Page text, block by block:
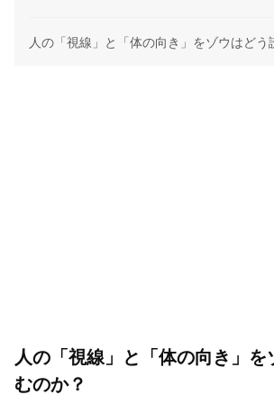
人の「視線」と「体の向き」をゾウはどう
人の「視線」と「体の向き」を
むのか？